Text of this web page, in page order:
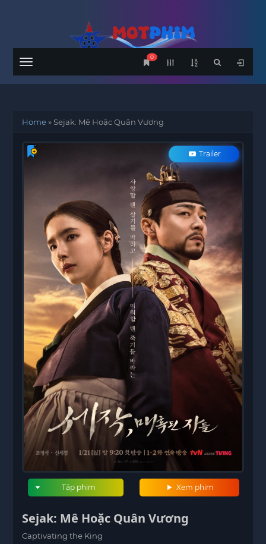
Menu
0
Home»Sejak: Mê Hoặc Quân Vương
Trailer
Xem phim
Tập phim
Sejak: Mê Hoặc Quân Vương
Captivating the King